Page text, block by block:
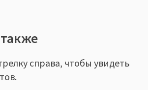
справа, чтобы увидеть